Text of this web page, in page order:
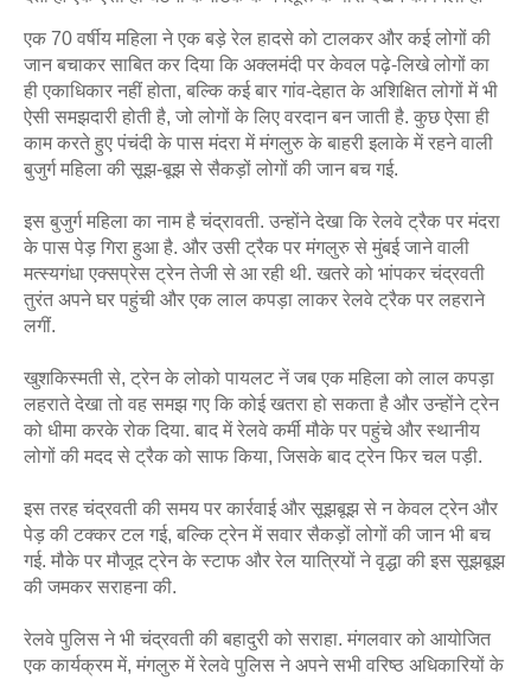
एक 70 वर्षीय महिला ने एक बड़े रेल हादसे को टालकर और कई लोगों की
जान बचाकर साबित कर दिया कि अक्‍लमंदी पर केवल पढ़े-लिखे लोगों का
ही एकाधिकार नहीं होता, बल्कि कई बार गांव-देहात के अशिक्षित लोगों में भी
ऐसी समझदारी होती है, जो लोगों के लिए वरदान बन जाती है. कुछ ऐसा ही
काम करते हुए पंचंदी के पास मंदरा में मंगलुरु के बाहरी इलाके में रहने वाली
बुजुर्ग महिला की सूझ-बूझ से सैकड़ों लोगों की जान बच गई.
इस बुजुर्ग महिला का नाम है चंद्रावती. उन्‍होंने देखा कि रेलवे ट्रैक पर मंदरा
के पास पेड़ गिरा हुआ है. और उसी ट्रैक पर मंगलुरु से मुंबई जाने वाली
मत्स्यगंधा एक्सप्रेस ट्रेन तेजी से आ रही थी. खतरे को भांपकर चंद्रवती
तुरंत अपने घर पहुंची और एक लाल कपड़ा लाकर रेलवे ट्रैक पर लहराने
लगीं.
खुशकिस्मती से, ट्रेन के लोको पायलट नें जब एक महिला को लाल कपड़ा
लहराते देखा तो वह समझ गए कि कोई खतरा हो सकता है और उन्होंने ट्रेन
को धीमा करके रोक दिया. बाद में रेलवे कर्मी मौके पर पहुंचे और स्थानीय
लोगों की मदद से ट्रैक को साफ किया, जिसके बाद ट्रेन फिर चल पड़ी.
इस तरह चंद्रवती की समय पर कार्रवाई और सूझबूझ से न केवल ट्रेन और
पेड़ की टक्कर टल गई, बल्कि ट्रेन में सवार सैकड़ों लोगों की जान भी बच
गई. मौके पर मौजूद ट्रेन के स्‍टाफ और रेल यात्रियों ने वृद्धा की इस सूझबूझ
की जमकर सराहना की.
रेलवे पुलिस ने भी चंद्रवती की बहादुरी को सराहा. मंगलवार को आयोजित
एक कार्यक्रम में, मंगलुरु में रेलवे पुलिस ने अपने सभी वरिष्ठ अधिकारियों के